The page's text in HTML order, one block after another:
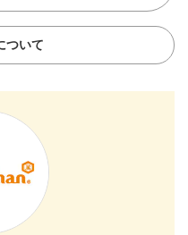
ついて